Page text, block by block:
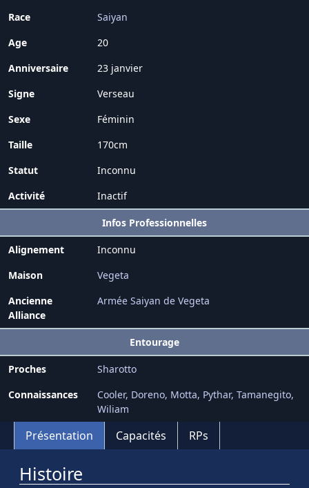
Race
Saiyan
Age
20
Anniversaire
23 janvier
Signe
Verseau
Sexe
Féminin
Taille
170cm
Statut
Inconnu
Activité
Inactif
Infos Professionnelles
Alignement
Inconnu
Maison
Vegeta
Ancienne
Alliance
Armée Saiyan de Vegeta
Entourage
Proches
Sharotto
Connaissances
Cooler Doreno Motta Pythar Tamanegito
Wiliam
Présentation Capacités RPs
Histoire